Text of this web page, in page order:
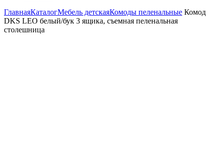
ГлавнаяКаталогМебель детскаяКомоды пеленальные Комод
DKS LEO белый/бук 3 ящика, съемная пеленальная
столешница